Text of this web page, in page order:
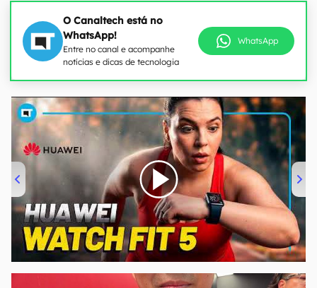
O Canaltech está no
WhatsApp!
Entre no canal e acompanhe
notícias e dicas de tecnologia
WhatsApp
00:00/04:51